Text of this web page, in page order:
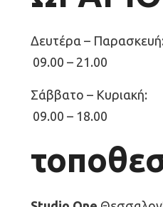
Δευτέρα –
09.00 – 21.00
Σάββατο – Κυριακή:
09.00 – 18.00